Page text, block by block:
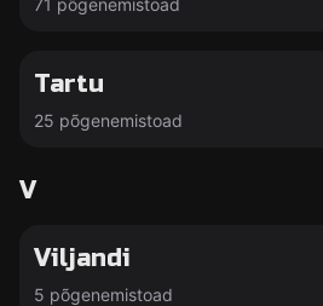
71 põgenemistoad
Tartu
25 põgenemistoad
V
Viljandi
5 põgenemistoad